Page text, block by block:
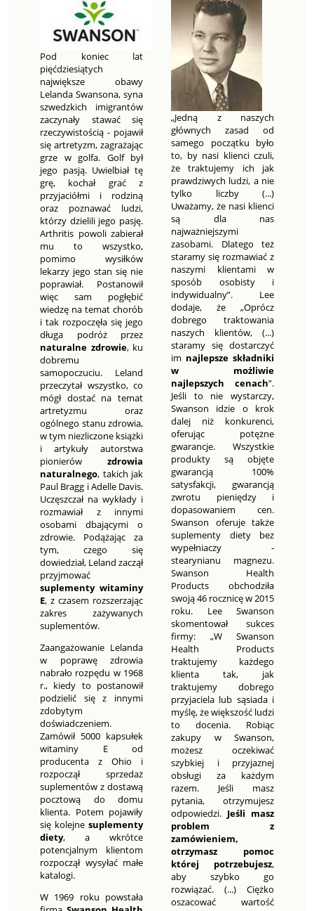
Pod koniec lat
pięćdziesiątych
największe obawy
Lelanda Swansona, syna
szwedzkich imigrantów
zaczynały stawać się
rzeczywistością - pojawił
się artretyzm, zagrażając
grze w golfa. Golf był
jego pasją. Uwielbiał tę
grę, kochał grać z
przyjaciółmi i rodziną
oraz poznawać ludzi,
którzy dzielili jego pasję.
Arthritis powoli zabierał
mu to wszystko,
pomimo wysiłków
lekarzy jego stan się nie
poprawiał. Postanowił
więc sam pogłębić
wiedzę na temat chorób
i tak rozpoczęła się jego
długa podróż przez
naturalne zdrowie, ku
dobremu
samopoczuciu. Leland
przeczytał wszystko, co
mógł dostać na temat
artretyzmu oraz
ogólnego stanu zdrowia,
w tym niezliczone książki
i artykuły autorstwa
pionierów zdrowia
naturalnego, takich jak
Paul Bragg i Adelle Davis.
Uczęszczał na wykłady i
rozmawiał z innymi
osobami dbającymi o
zdrowie. Podążając za
tym, czego się
dowiedział, Leland zaczął
przyjmować
suplementy witaminy
E, z czasem rozszerzając
zakres zażywanych
suplementów.
Zaangażowanie Lelanda
w poprawę zdrowia
nabrało rozpędu w 1968
r., kiedy to postanowił
podzielić się z innymi
zdobytym
doświadczeniem.
Zamówił 5000 kapsułek
witaminy E od
producenta z Ohio i
rozpoczął sprzedaż
suplementów z dostawą
pocztową do domu
klienta. Potem pojawiły
się kolejne suplementy
diety, a wkrótce
potencjalnym klientom
rozpoczął wysyłać małe
katalogi.
W 1969 roku powstała
„Jedną z naszych
głównych zasad od
samego początku było
to, by nasi klienci czuli,
że traktujemy ich jak
prawdziwych ludzi, a nie
tylko liczby (...)
Uważamy, że nasi klienci
są dla nas
najważniejszymi
zasobami. Dlatego też
staramy się rozmawiać z
naszymi klientami w
sposób osobisty i
indywidualny”. Lee
dodaje, że „Oprócz
dobrego traktowania
naszych klientów, (...)
staramy się dostarczyć
im najlepsze składniki
w możliwie
najlepszych cenach”.
Jeśli to nie wystarczy,
Swanson idzie o krok
dalej niż konkurenci,
oferując potężne
gwarancje. Wszystkie
produkty są objęte
gwarancją 100%
satysfakcji, gwarancją
zwrotu pieniędzy i
dopasowaniem cen.
Swanson oferuje także
suplementy diety bez
wypełniaczy -
stearynianu magnezu.
Swanson Health
Products obchodziła
swoją 46 rocznicę w 2015
roku. Lee Swanson
skomentował sukces
firmy: „W Swanson
Health Products
traktujemy każdego
klienta tak, jak
traktujemy dobrego
przyjaciela lub sąsiada i
myślę, że większość ludzi
to docenia. Robiąc
zakupy w Swanson,
możesz oczekiwać
szybkiej i przyjaznej
obsługi za każdym
razem. Jeśli masz
pytania, otrzymujesz
odpowiedzi. Jeśli masz
problem z
zamówieniem,
otrzymasz pomoc
której potrzebujesz,
aby szybko go
rozwiązać. (...) Ciężko
oszacować wartość